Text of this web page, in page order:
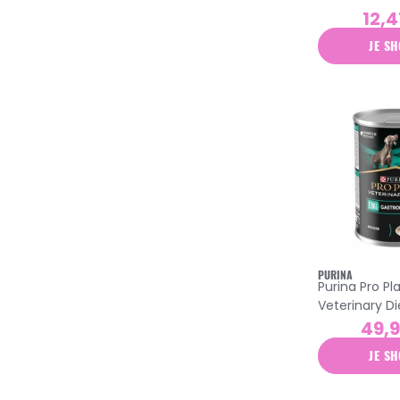
chien adulte
JE
PURINA
Purina Pro
Veterinary
400gr
JE